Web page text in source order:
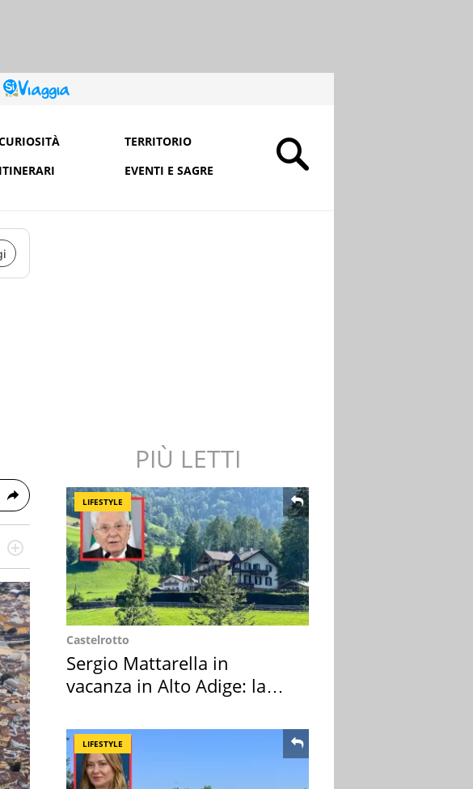
TERRITORIO
ITINERARI EVENTI E SAGRE
PIÙ LETTI
LIFESTYLE
Castelrotto
Sergio Mattarella in
vacanza in Alto Adige: la
LIFESTYLE